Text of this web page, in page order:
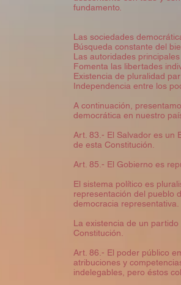
fundamento.
Las sociedades
Búsqueda constante del
Las autoridades
Fomenta las libertades
Existencia de pluralidad
Independencia entre los
A continuación,
democrática en nuestro
Art. 83.- El Salvador es un
de esta Constitución.
Art. 85.- El Gobierno es
El sistema político es
representación del pueblo
democracia representativa.
La existencia de un
Constitución.
Art. 86.- El poder público
atribuciones y
indelegables, pero éstos